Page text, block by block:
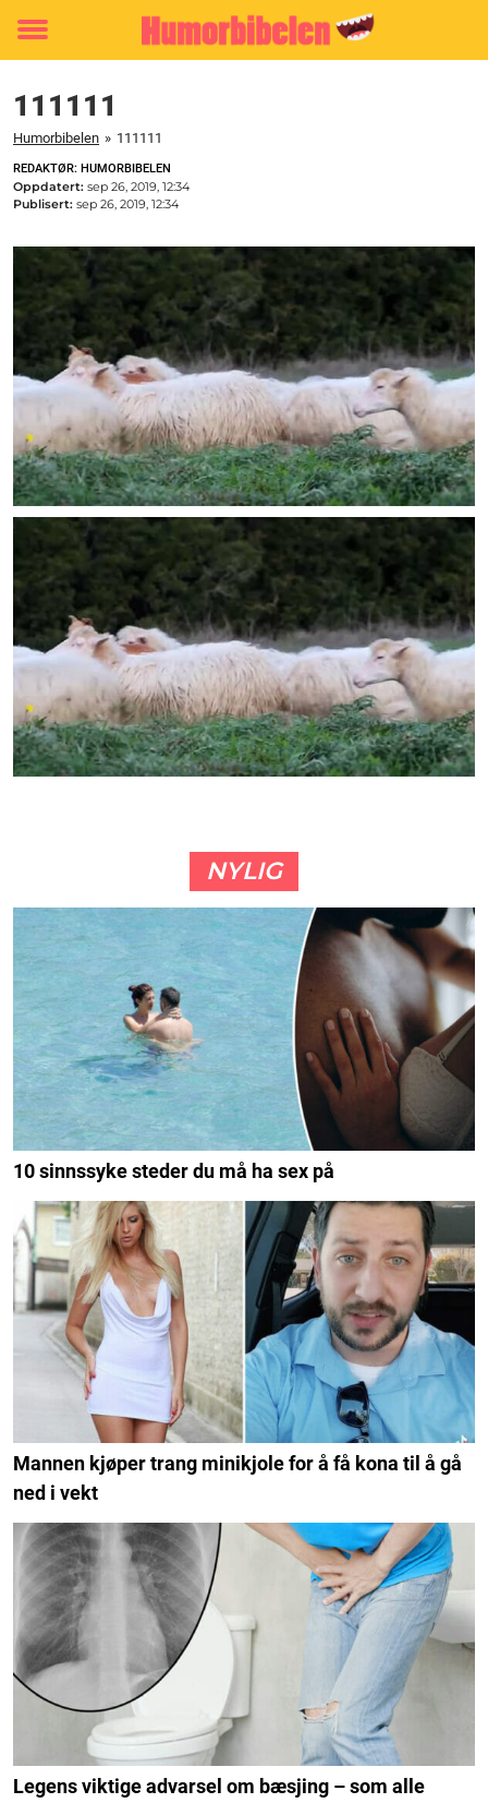
Toggle
111111
Humorbibelen » 111111
REDAKTØR: HUMORBIBELEN
Oppdatert: sep 26, 2019, 12:34
Publisert: sep 26, 2019, 12:34
NYLIG
10 sinnssyke steder du må ha sex på
Mannen kjøper trang minikjole for å få kona til å gå
ned i vekt
Legens viktige advarsel om bæsjing – som alle